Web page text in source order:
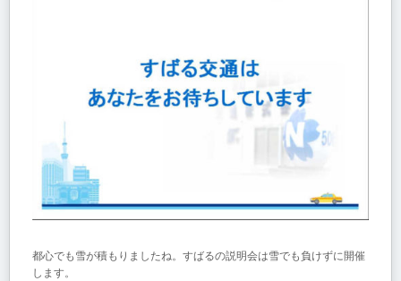
都心でも雪が積もりましたね。すばるの説明会は雪でも負けずに開催
します。